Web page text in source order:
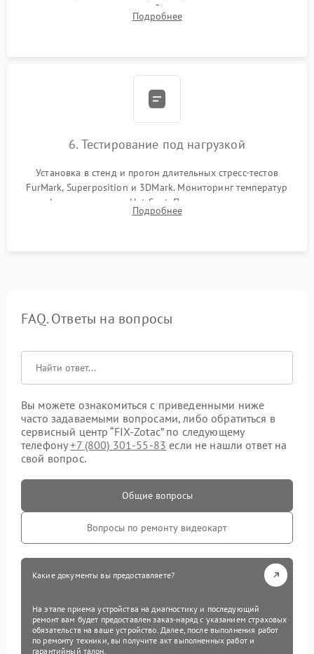
термопрокладок правильной толщины на память и цепи
питания. Монтаж радиатора и бэкплейта, подключение и
Подробнее
6. Тестирование под нагрузкой
Установка в стенд и прогон длительных стресс-тестов
FurMark, Superposition и 3DMark. Мониторинг температур
графического чипа и Hot Spot. Проверка на отсутствие
артефактов изображения, вылетов драйвера и зависаний.
Подробнее
FAQ. Ответы на вопросы
Вы можете ознакомиться с приведенными ниже
часто задаваемыми вопросами, либо обратиться в
сервисный центр “FIX-Zotac” по следующему
телефону+7 (800) 301-55-83 если не нашли ответ на
свой вопрос.
Общие вопросы
Вопросы по ремонту видеокарт
Какие документы вы предоставляете?
На этапе приема устройства на диагностику и последующий
ремонт вам будет предоставлен заказ-наряд с указанием страховых
обязательств на ваше устройство. Далее, после выполнения работ
по ремонту техники, вы получите акт выполненных работ и
гарантийный талон.